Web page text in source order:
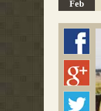
Feb